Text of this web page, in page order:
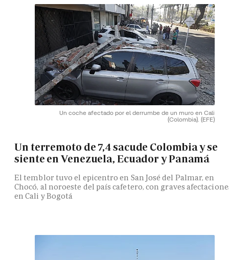
Un coche afectado por el derrumbe de un muro en Cali
(Colombia). (EFE)
Un terremoto de 7,4 sacude Colombia y se
siente en Venezuela, Ecuador y Panamá
El temblor tuvo el epicentro en San José del Palmar, en
Chocó, al noroeste del país cafetero, con graves
en Cali y Bogotá